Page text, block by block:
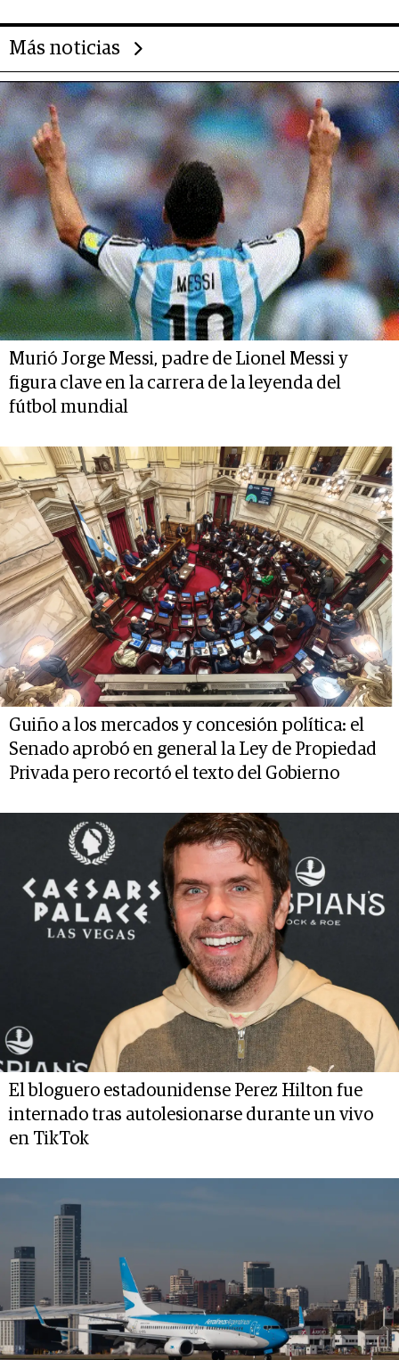
Más noticias
Murió Jorge Messi, padre de Lionel Messi y
figura clave en la carrera de la leyenda del
fútbol mundial
Guiño a los mercados y concesión política: el
Senado aprobó en general la Ley de Propiedad
Privada pero recortó el texto del Gobierno
El bloguero estadounidense Perez Hilton fue
internado tras autolesionarse durante un vivo
en TikTok